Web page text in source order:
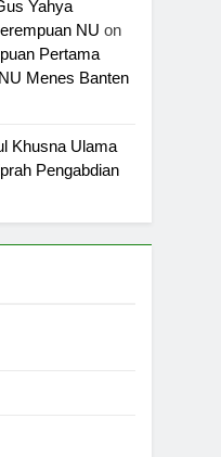
Yahya
NU on
Pertama
Menes Banten
Khusna Ulama
Pengabdian